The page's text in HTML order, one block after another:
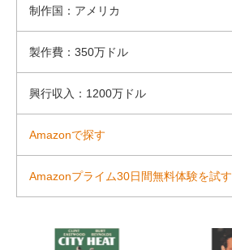
制作国：アメリカ
製作費：350万ドル
興行収入：1200万ドル
Amazonで探す
Amazonプライム30日間無料体験を試す